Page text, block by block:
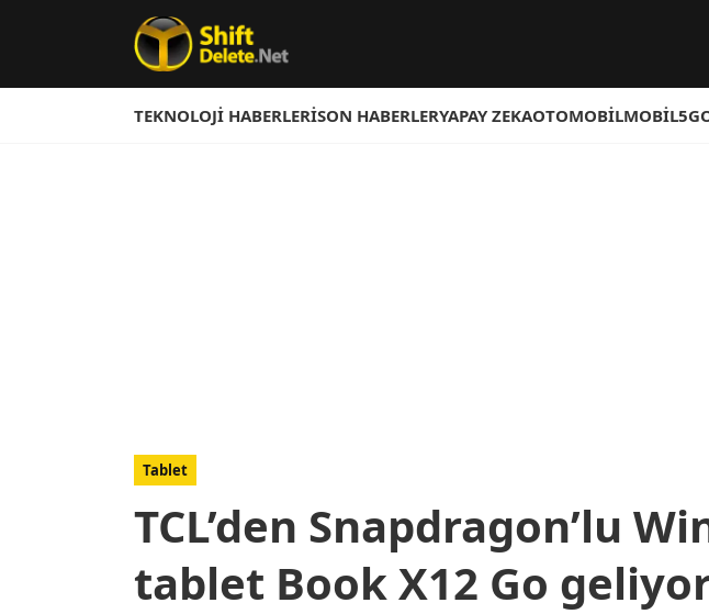
TEKNOLOJI HABERLERISON HABERLERYAPAY ZEKAOTOMOBILMOBIL5G
Tablet
TCL’den Snapdragon’lu
tablet Book X12 Go